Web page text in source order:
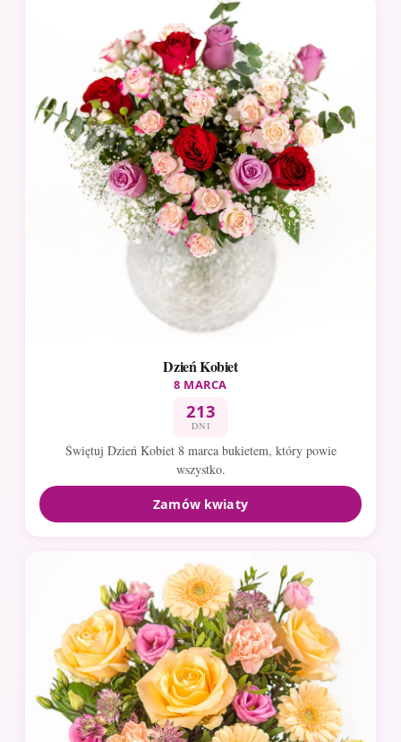
Dzień Kobiet
8 MARCA
213
DNI
Świętuj Dzień Kobiet 8 marca bukietem, który powie
wszystko.
Zamów kwiaty